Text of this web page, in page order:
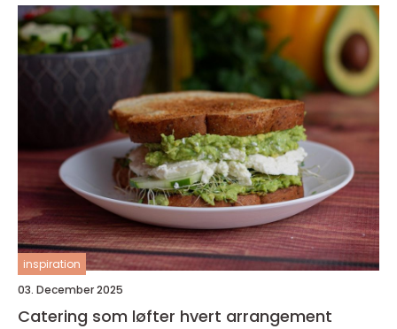
inspiration
03. December 2025
Catering som løfter hvert arrangement